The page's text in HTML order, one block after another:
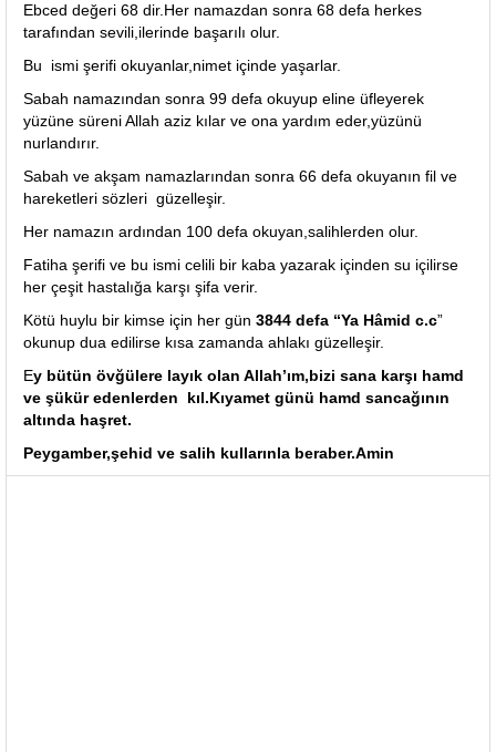
Ebced değeri 68 dir.Her namazdan sonra 68 defa herkes
tarafından sevili,ilerinde başarılı olur.
Bu ismi şerifi okuyanlar,nimet içinde yaşarlar.
Sabah namazından sonra 99 defa okuyup eline üfleyerek
yüzüne süreni Allah aziz kılar ve ona yardım eder,yüzünü
nurlandırır.
Sabah ve akşam namazlarından sonra 66 defa okuyanın fil ve
hareketleri sözleri güzelleşir.
Her namazın ardından 100 defa okuyan,salihlerden olur.
Fatiha şerifi ve bu ismi celili bir kaba yazarak içinden su içilirse
her çeşit hastalığa karşı şifa verir.
Kötü huylu bir kimse için her gün 3844 defa “Ya Hâmid c.c”
okunup dua edilirse kısa zamanda ahlakı güzelleşir.
Ey bütün övğülere layık olan Allah’ım,bizi sana karşı hamd
ve şükür edenlerden kıl.Kıyamet günü hamd sancağının
altında haşret.
Peygamber,şehid ve salih kullarınla beraber.Amin